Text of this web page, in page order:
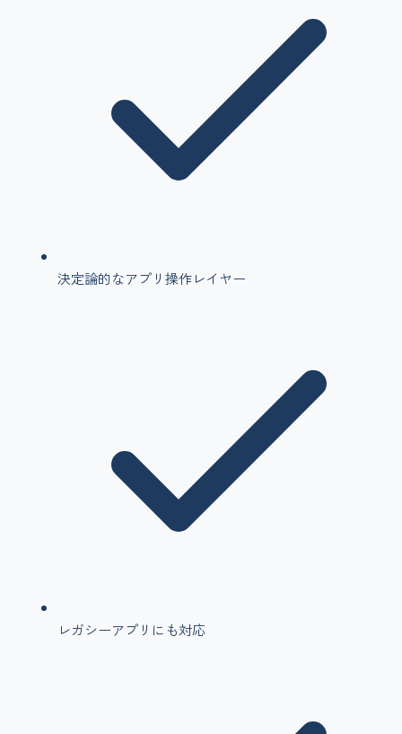
決定論的なアプリ操作レイヤー
レガシーアプリにも対応